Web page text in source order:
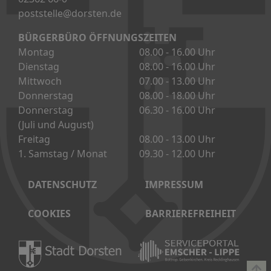
IMPRESSUM
DATENSCHUTZ
BARRIEREFREIHEIT
COOKIES